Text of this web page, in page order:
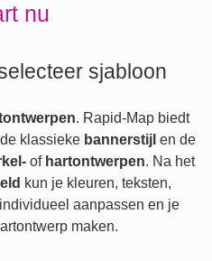
nu
sjabloon
. Rapid-Map biedt
klassieke bannerstijl en de
of hartontwerpen. Na het
kun je kleuren, teksten,
aanpassen en je
maken.